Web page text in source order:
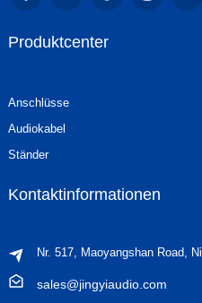
Produktcenter
Anschlüsse
Audiokabel
Ständer
Kontaktinformationen
Nr. 517, Maoyangshan Road,
sales@jingyiaudio.com